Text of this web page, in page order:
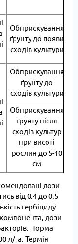
Обприскування
ґрунту до появи
сходів культури
Обприскування
ґрунту до
сходів культури
Обприскування
ґрунту після
сходів культур
при висоті
рослин до 5-10
см
дози
від 0.4 до 0.5
гербіциду
компонента, дози
Норма
л/га. Термін